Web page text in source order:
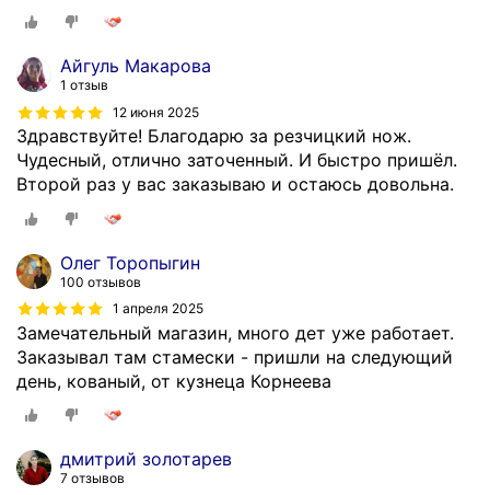
Айгуль Макарова
1 отзыв
12 июня 2025
Здравствуйте! Благодарю за резчицкий нож.
Чудесный, отлично заточенный. И быстро пришёл.
Второй раз у вас заказываю и остаюсь довольна.
Олег Торопыгин
100 отзывов
1 апреля 2025
Замечательный магазин, много дет уже работает.
Заказывал там стамески - пришли на следующий
день, кованый, от кузнеца Корнеева
дмитрий золотарев
7 отзывов